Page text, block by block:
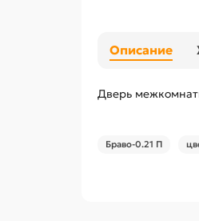
Описание
Дверь
Браво-0.21 П